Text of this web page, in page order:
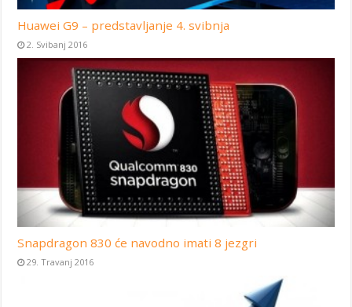
Huawei G9 – predstavljanje 4. svibnja
2. Svibanj 2016
Snapdragon 830 će navodno imati 8 jezgri
29. Travanj 2016